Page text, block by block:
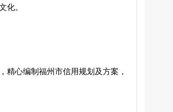
化。
精心编制福州市信用规划及方案，